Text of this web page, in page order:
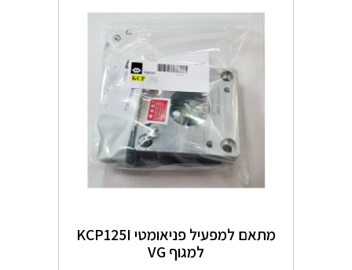
מתאם למפעיל פניאומטי KCP125I
למגוף VG